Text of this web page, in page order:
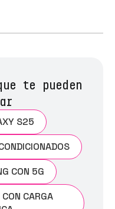
te pueden
S25
CON 5G
CARGA